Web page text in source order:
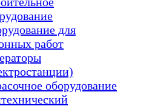
для
работ
оборудование